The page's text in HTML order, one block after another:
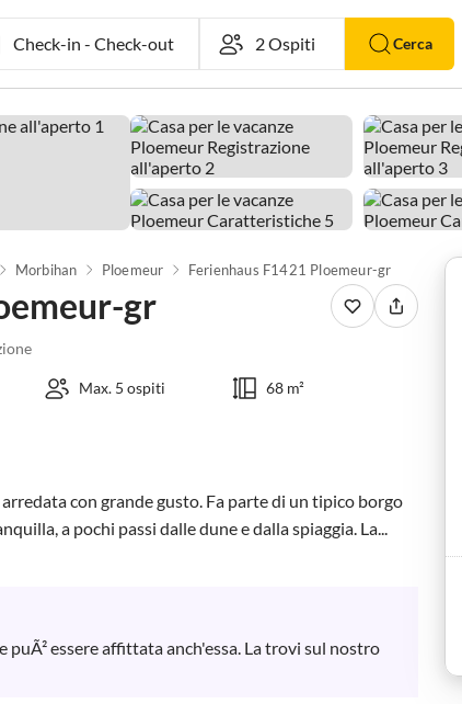
Check-in- Check-out Cerca
Morbihan Ploemeur Ferienhaus F1421 Ploemeur-gr
gr
Max. 5 ospiti 68 m²
con grande gusto. Fa parte di un tipico borgo
a pochi passi dalle dune e dalla spiaggia. La...
puÃ² essere affittata anch'essa. La trovi sul nostro